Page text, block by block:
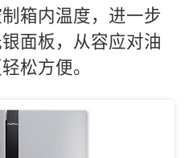
箱内温度，进一步
面板，从容应对油
松方便。